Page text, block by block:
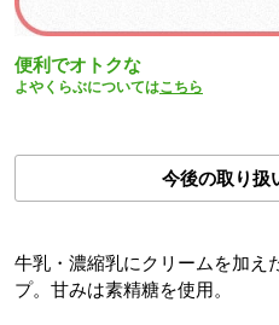
便利でオトクな
よやくらぶについてはこちら
今後の取り扱
牛乳・濃縮乳にクリームを加え
プ。甘みは素精糖を使用。